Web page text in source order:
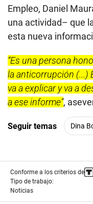
Empleo, Daniel
una actividad– que
esta nueva
“Es una persona
la anticorrupción (...)
va a explicar y va a
a ese informe”,
Seguir temas Dina
Conforme a los criterios de
Tipo de trabajo:
Noticias